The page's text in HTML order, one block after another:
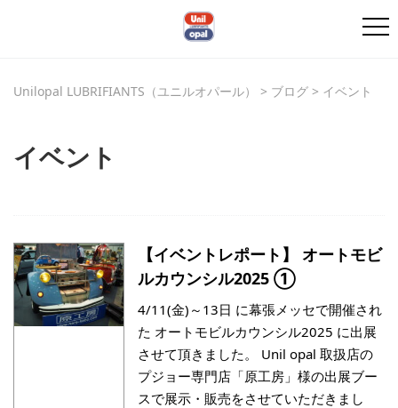
Unilopal LUBRIFIANTS（ユニルオパール） > ブログ > イベント
イベント
【イベントレポート】 オートモビ
ルカウンシル2025 ①
4/11(金)～13日 に幕張メッセで開催され
た オートモビルカウンシル2025 に出展
させて頂きました。 Unil opal 取扱店の
プジョー専門店「原工房」様の出展ブー
スで展示・販売をさせていただきまし